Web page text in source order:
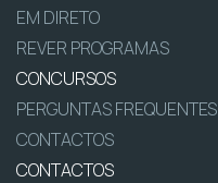
EM DIRETO
REVER PROGRAMAS
CONCURSOS
PERGUNTAS FREQUENTES
CONTACTOS
CONTACTOS